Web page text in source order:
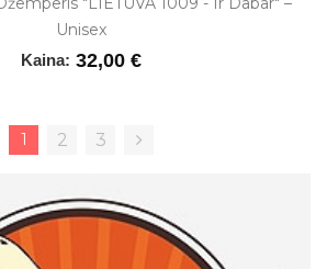
Unisex
Kaina: 32,00 €
1 2 3